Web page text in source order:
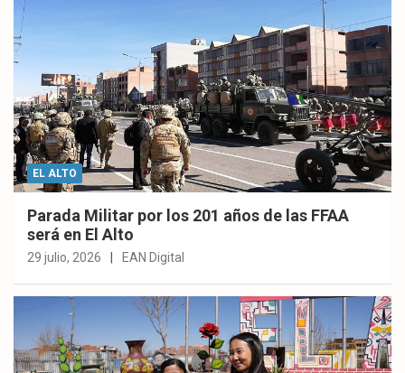
EL ALTO
Parada Militar por los 201 años de las FFAA
será en El Alto
29 julio, 2026 EAN Digital